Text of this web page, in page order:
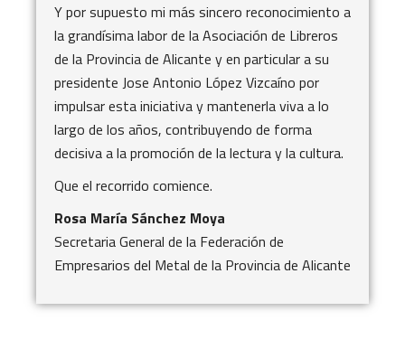
Y por supuesto mi más sincero reconocimiento a
la grandísima labor de la Asociación de Libreros
de la Provincia de Alicante y en particular a su
presidente Jose Antonio López Vizcaíno por
impulsar esta iniciativa y mantenerla viva a lo
largo de los años, contribuyendo de forma
decisiva a la promoción de la lectura y la cultura.
Que el recorrido comience.
Rosa María Sánchez Moya
Secretaria General de la Federación de
Empresarios del Metal de la Provincia de Alicante